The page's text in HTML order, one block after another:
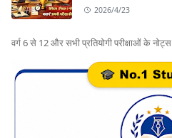
2026/4/23
वर्ग 6 से 12 और सभी प्रतियोगी परीक्षाओं के नोट्स